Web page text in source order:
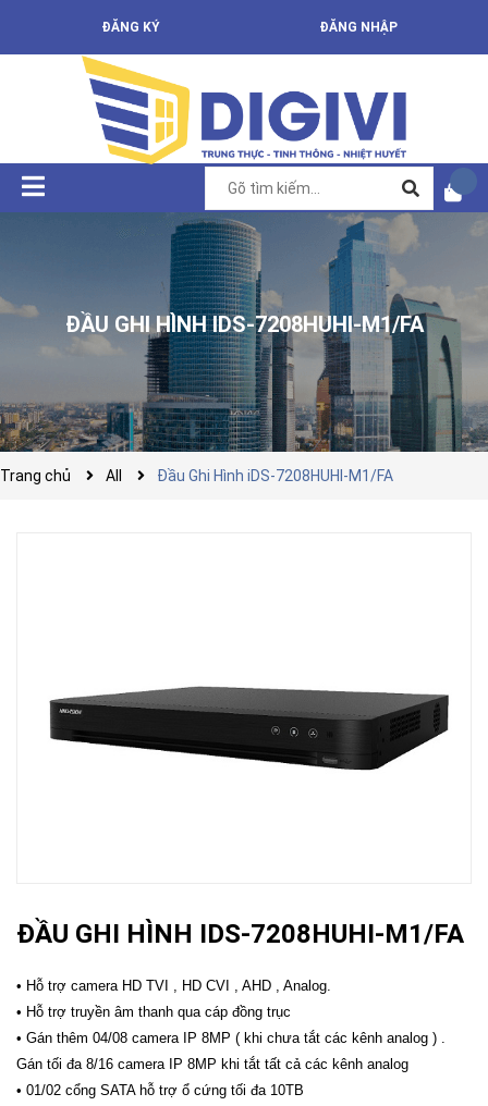
ĐĂNG KÝ ĐĂNG NHẬP
ĐẦU GHI HÌNH IDS-7208HUHI-M1/FA
Trang chủ All Đầu Ghi Hình iDS-7208HUHI-M1/FA
ĐẦU GHI HÌNH IDS-7208HUHI-M1/FA
• Hỗ trợ camera HD TVI , HD CVI , AHD , Analog.
• Hỗ trợ truyền âm thanh qua cáp đồng trục
• Gán thêm 04/08 camera IP 8MP ( khi chưa tắt các kênh analog ) .
Gán tối đa 8/16 camera IP 8MP khi tắt tất cả các kênh analog
• 01/02 cổng SATA hỗ trợ ổ cứng tối đa 10TB